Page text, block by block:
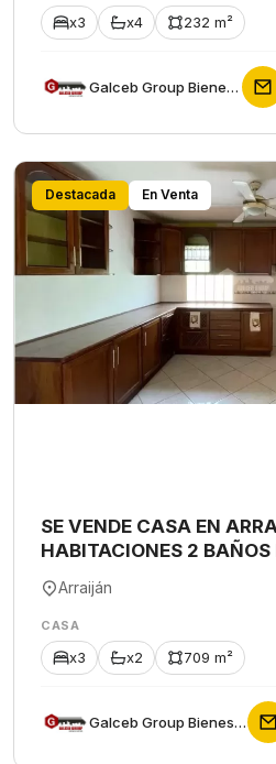
x3 x4 232 m²
Galceb Group Bienes Raices
Destacada En Venta
SE VENDE CASA EN
HABITACIONES 2
Arraiján
CASA
x3 x2 709 m²
Galceb Group Bienes Raices